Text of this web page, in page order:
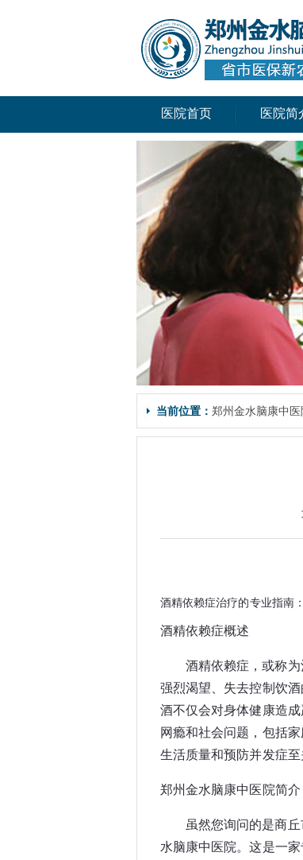
医院首页 医院简
当前位置： 郑州金水脑康中医
酒精依赖症治疗的专业指南
酒精依赖症概述
酒精依赖症，或称
强烈渴望、失去控制饮
酒不仅会对身体健康造
网瘾和社会问题，包括
生活质量和预防并发症至
郑州金水脑康中医院简介
虽然您询问的是商
水脑康中医院。这是一